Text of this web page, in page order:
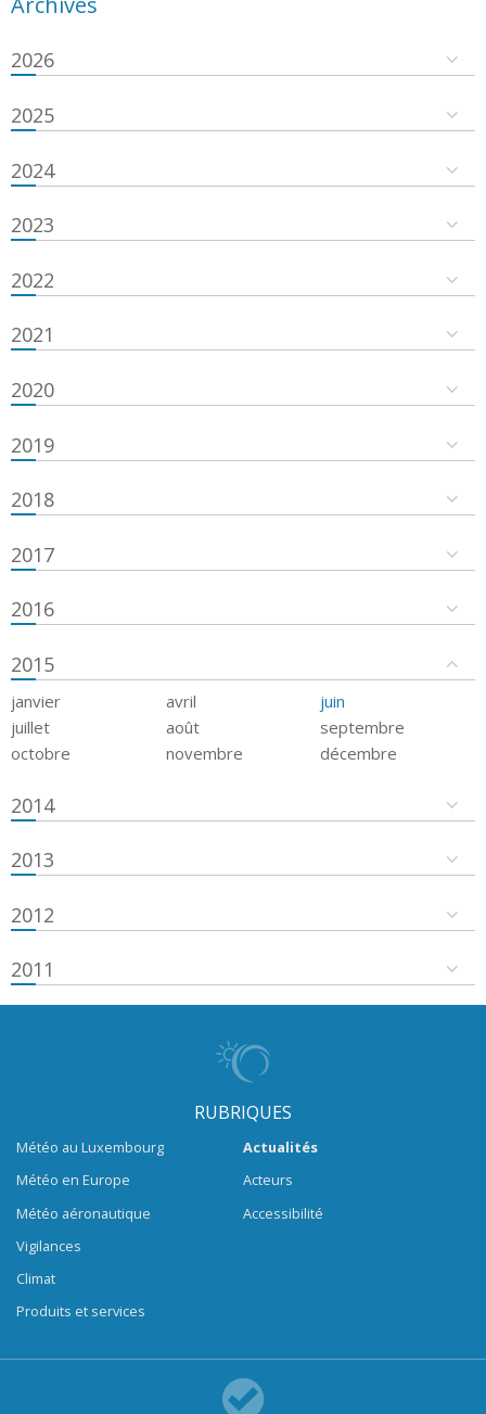
2026
2025
2024
2023
2022
2021
2020
2019
2018
2017
2016
2015
janvier avril
juin
juillet
août
septembre
octobre
novembre décembre
2014
2013
2012
2011
RUBRIQUES
Météo au Luxembourg
Météo en Europe
Météo aéronautique
Vigilances
Climat
Produits et services
Actualités
Acteurs
Accessibilité